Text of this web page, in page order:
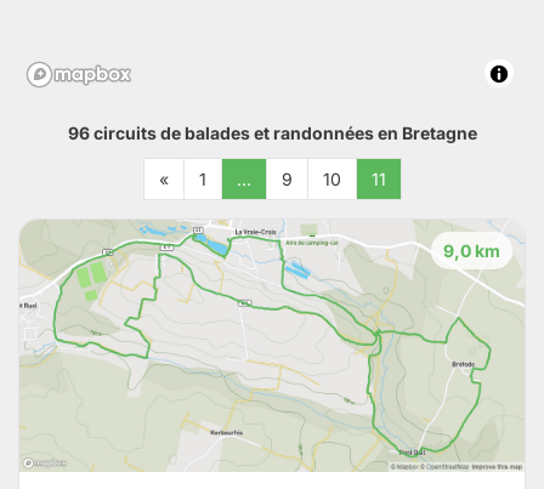
96 circuits de balades et randonnées en Bretagne
« 1 … 9 10 11
9,0 km